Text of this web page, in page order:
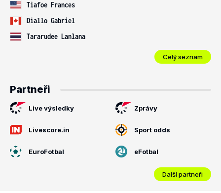
Tiafoe Frances
Diallo Gabriel
Tararudee Lanlana
Celý seznam
Partneři
Live výsledky Zprávy
Livescore.in Sport odds
EuroFotbal eFotbal
Další partneři